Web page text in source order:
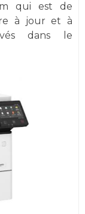
qui est de
à jour et à
dans le